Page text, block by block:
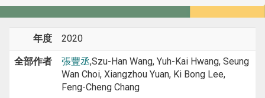
年度 2020
全部作者 張豐丞,Szu-Han Wang, Yuh-Kai Hwang, Seung
Wan Choi, Xiangzhou Yuan, Ki Bong Lee,
Feng-Cheng Chang